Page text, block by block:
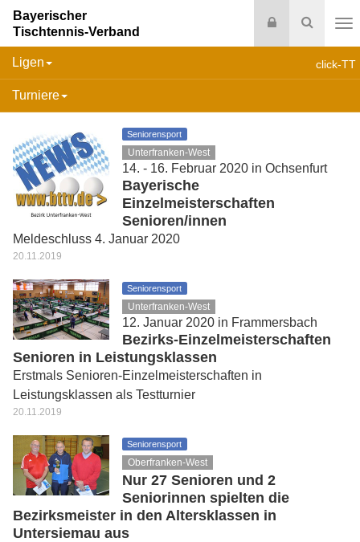
Suche
Login
Bayerischer
Tischtennis-Verband
click-TT
Ligen
Turniere
Seniorensport
Unterfranken-West
14. - 16. Februar 2020 in Ochsenfurt
Bayerische
Einzelmeisterschaften
Senioren/innen
Meldeschluss 4. Januar 2020
20.11.2019
Seniorensport
Unterfranken-West
12. Januar 2020 in Frammersbach
Bezirks-Einzelmeisterschaften
Senioren in Leistungsklassen
Erstmals Senioren-Einzelmeisterschaften in
Leistungsklassen als Testturnier
20.11.2019
Seniorensport
Oberfranken-West
Nur 27 Senioren und 2
Seniorinnen spielten die
Bezirksmeister in den Altersklassen in
Untersiemau aus